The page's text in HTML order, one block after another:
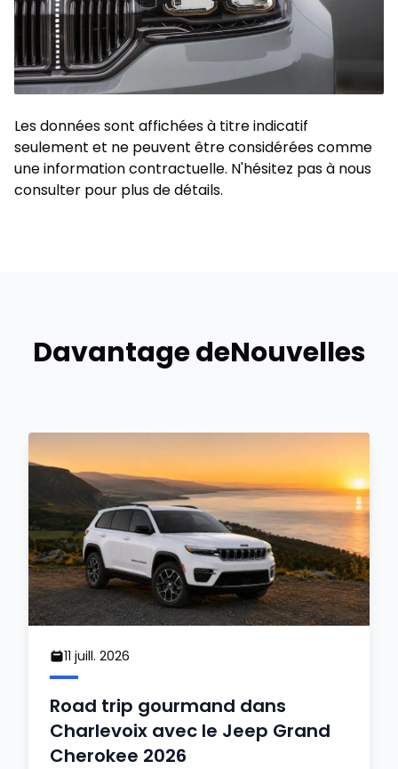
Les données sont affichées à titre indicatif
seulement et ne peuvent être considérées comme
une information contractuelle. N'hésitez pas à nous
consulter pour plus de détails.
Davantage deNouvelles
11 juill. 2026
Road trip gourmand dans
Charlevoix avec le Jeep Grand
Cherokee 2026